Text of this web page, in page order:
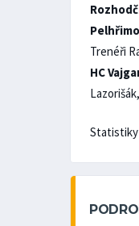
Trenéři
HC
Statistiky